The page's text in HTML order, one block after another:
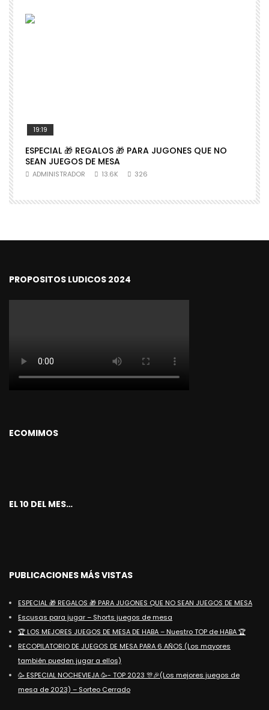
19:19
ESPECIAL 🎁 REGALOS 🎁 PARA JUGONES QUE NO
SEAN JUEGOS DE MESA
ADMINISTRADOR 13.6K 326
PROPOSITOS LUDICOS 2024
ECOMIMOS
EL 10 DEL MES…
PUBLICACIONES MÁS VISTAS
ESPECIAL 🎁 REGALOS 🎁 PARA JUGONES QUE NO SEAN JUEGOS DE MESA
Escusas para jugar – Shorts juegos de mesa
🏆 LOS MEJORES JUEGOS DE MESA DE HABA – Nuestro TOP de HABA 🏆
RECOPILATORIO DE JUEGOS DE MESA PARA 6 AÑOS (Los mayores
también pueden jugar a ellos)
🥳 ESPECIAL NOCHEVIEJA 🥳- TOP 2023 🎊🎉(Los mejores juegos de
mesa de 2023) – Sorteo Cerrado